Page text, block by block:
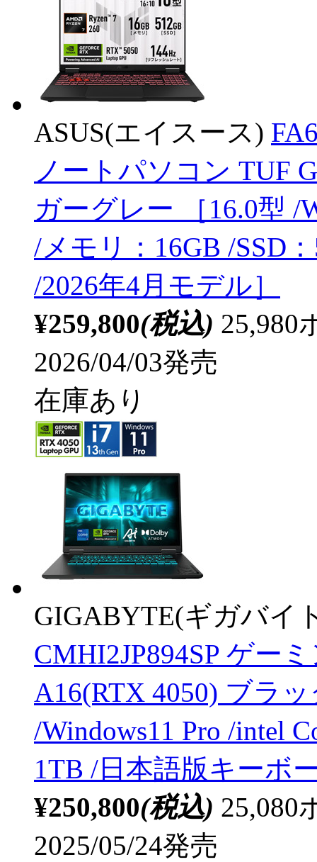
ASUS(エイスース)
ノートパソコン TUF
ガーグレー ［16.0型 /
/メモリ：16GB /SSD
/2026年4月モデル］
¥259,800(税込) 25,980
2026/04/03発売
在庫あり
GIGABYTE(ギガバイ
CMHI2JP894SP ゲー
A16(RTX 4050) ブラ
/Windows11 Pro /intel
1TB /日本語版キーボ
¥250,800(税込) 25,080
2025/05/24発売